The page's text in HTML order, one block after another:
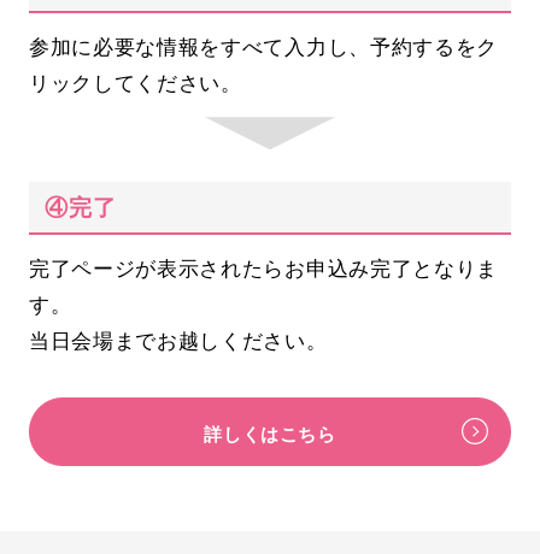
参加に必要な情報をすべて入力し、予約するをク
リックしてください。
④完了
完了ページが表示されたらお申込み完了となりま
す。
当日会場までお越しください。
詳しくはこちら